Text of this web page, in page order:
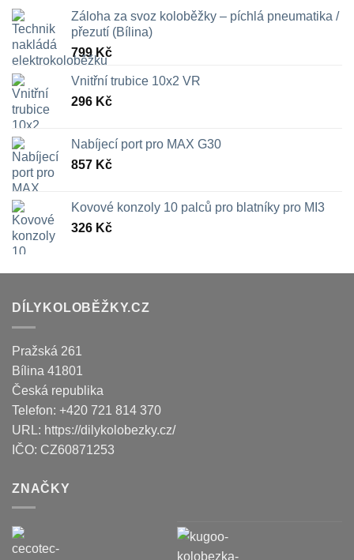
Záloha za svoz koloběžky – píchlá pneumatika /
přezutí (Bílina)
799Kč
Vnitřní trubice 10x2 VR
296 Kč
Nabíjecí port pro MAX G30
857 Kč
Kovové konzoly 10 palců pro blatníky pro MI3
326 Kč
DÍLYKOLOBĚŽKY.CZ
Pražská 261
Bílina 41801
Česká republika
Telefon: +420 721 814 370
URL: https://dilykolobezky.cz/
IČO: CZ60871253
ZNAČKY